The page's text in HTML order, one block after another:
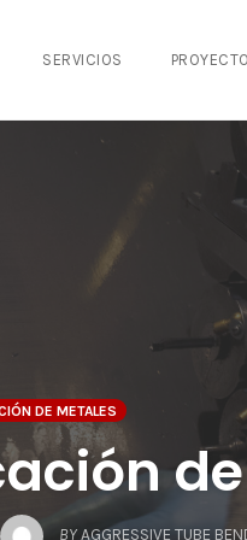
SERVICIOS
DE METALES
BY AGGRESSIVE TUBE